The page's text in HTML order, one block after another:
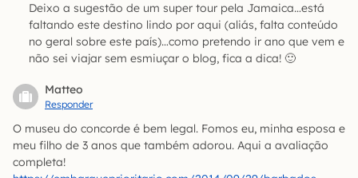
Deixo a sugestão de um super tour pela Jamaica…está
faltando este destino lindo por aqui (aliás, falta conteúdo
no geral sobre este país)…como pretendo ir ano que vem e
não sei viajar sem esmiuçar o blog, fica a dica! 🙂
Matteo
Responder
O museu do concorde é bem legal. Fomos eu, minha esposa e
meu filho de 3 anos que também adorou. Aqui a avaliação
completa!